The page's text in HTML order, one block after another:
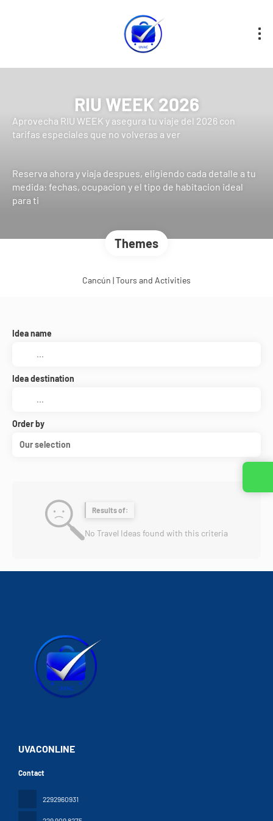
RIU WEEK 2026
Aprovecha RIU WEEK y asegura tu viaje del 2026 con
tarifas especiales que no volveras a ver
Reserva ahora y viaja despues, eligiendo cada detalle a tu
medida: fechas, ocupacion y el tipo de habitacion ideal
para ti
Themes
Cancún | Tours and Activities
Idea name
Idea destination
Order by
Our selection
Results of:
No Travel Ideas found with this criteria
UVACONLINE
Contact
2292960931